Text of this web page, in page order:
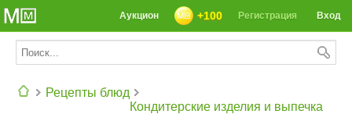
Вход
Регистрация
+100
Аукцион
Рецепты блюд
Кондитерские изделия и выпечка